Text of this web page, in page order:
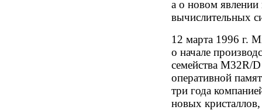
а о новом явлении
вычислительных
12 марта 1996 г.
о начале
семейства M32R/
оперативной
три года
новых